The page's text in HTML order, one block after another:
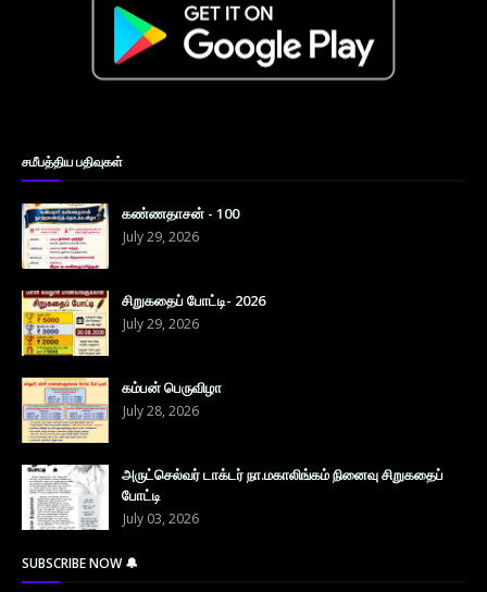
சமீபத்திய பதிவுகள்
கண்ணதாசன் - 100
July 29, 2026
சிறுகதைப் போட்டி- 2026
July 29, 2026
கம்பன் பெருவிழா
July 28, 2026
அருட்செல்வர் டாக்டர் நா.மகாலிங்கம் நினைவு சிறுகதைப்
போட்டி
July 03, 2026
SUBSCRIBE NOW 🔔